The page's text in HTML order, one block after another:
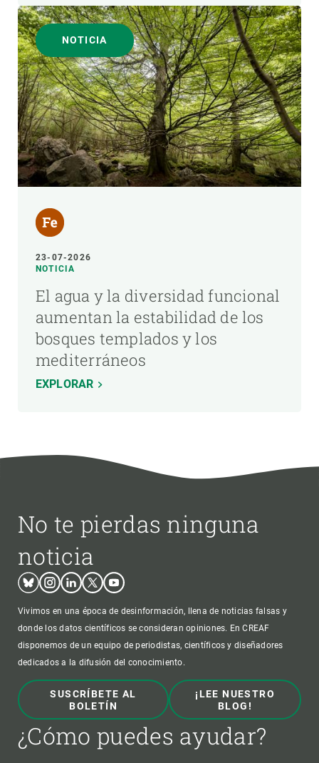
NOTICIA
23-07-2026
NOTICIA
El agua y la diversidad funcional
aumentan la estabilidad de los
bosques templados y los
mediterráneos
EXPLORAR
No te pierdas ninguna
noticia
BlueskyInstagram
LinkedinTwitterYoutube
Vivimos en una época de desinformación, llena de noticias falsas y
donde los datos científicos se consideran opiniones. En CREAF
disponemos de un equipo de periodistas, científicos y diseñadores
dedicados a la difusión del conocimiento.
SUSCRÍBETE AL
BOLETÍN
¡LEE NUESTRO
BLOG!
¿Cómo puedes ayudar?